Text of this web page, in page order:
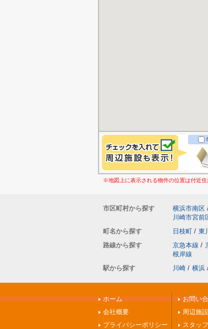
※地図上に表示される物件の位置は付近住
市区町村から探す 横浜市南区
川崎市宮前
町名から探す
日枝町 / 東
路線から探す
京急本線 /
根岸線
駅から探す
川崎 / 横浜
ホーム
会社概要
プライバシーポリシー
お問い
周辺施
スタッ